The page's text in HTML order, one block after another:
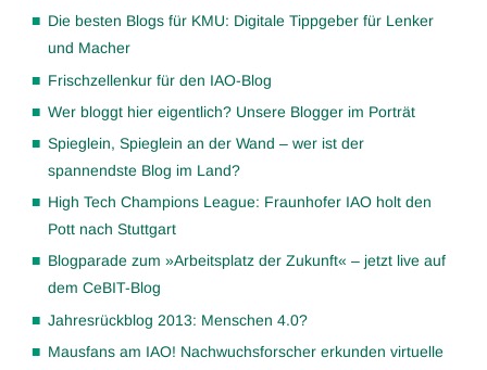
Die besten Blogs für KMU: Digitale Tippgeber für Lenker
und Macher
Frischzellenkur für den IAO-Blog
Wer bloggt hier eigentlich? Unsere Blogger im Porträt
Spieglein, Spieglein an der Wand – wer ist der
spannendste Blog im Land?
High Tech Champions League: Fraunhofer IAO holt den
Pott nach Stuttgart
Blogparade zum »Arbeitsplatz der Zukunft« – jetzt live auf
dem CeBIT-Blog
Jahresrückblog 2013: Menschen 4.0?
Mausfans am IAO! Nachwuchsforscher erkunden virtuelle